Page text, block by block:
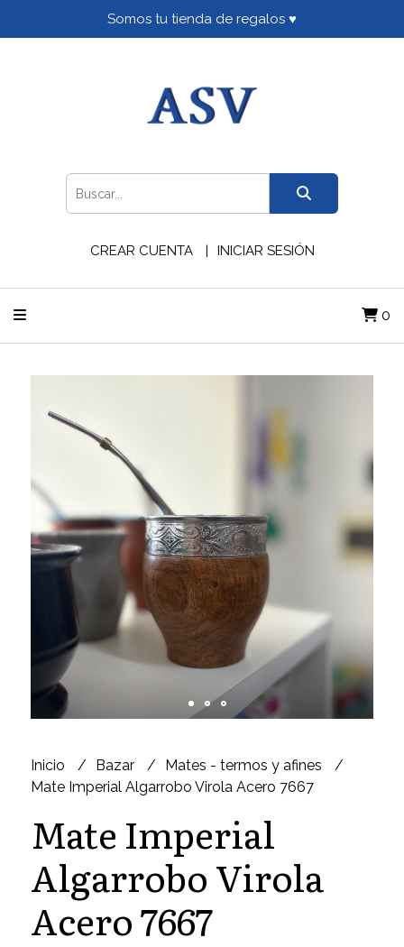
Somos tu tienda de regalos ♥
CREAR CUENTA INICIAR SESIÓN
0
Inicio Bazar
Mates - termos y afines
Mate Imperial Algarrobo Virola Acero 7667
Mate Imperial
Algarrobo Virola
Acero 7667